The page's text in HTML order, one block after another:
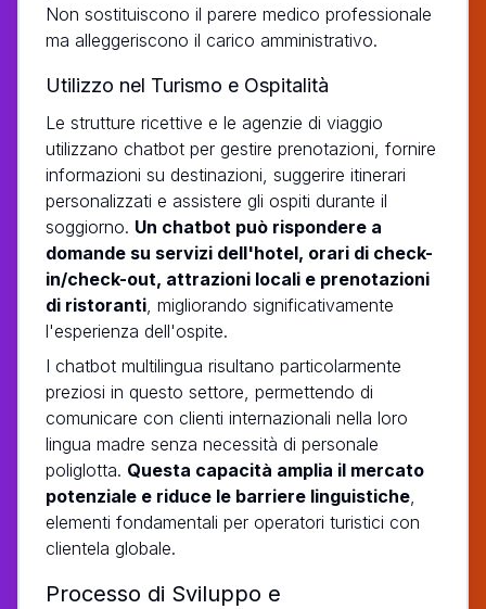
Non sostituiscono il parere medico professionale
ma alleggeriscono il carico amministrativo.
Utilizzo nel Turismo e Ospitalità
Le strutture ricettive e le agenzie di viaggio
utilizzano chatbot per gestire prenotazioni, fornire
informazioni su destinazioni, suggerire itinerari
personalizzati e assistere gli ospiti durante il
soggiorno. Un chatbot può rispondere a
domande su servizi dell'hotel, orari di check-
in/check-out, attrazioni locali e prenotazioni
di ristoranti , migliorando significativamente
l'esperienza dell'ospite.
I chatbot multilingua risultano particolarmente
preziosi in questo settore, permettendo di
comunicare con clienti internazionali nella loro
lingua madre senza necessità di personale
poliglotta. Questa capacità amplia il mercato
potenziale e riduce le barriere linguistiche
elementi fondamentali per operatori turistici con
clientela globale.
Processo di Sviluppo e